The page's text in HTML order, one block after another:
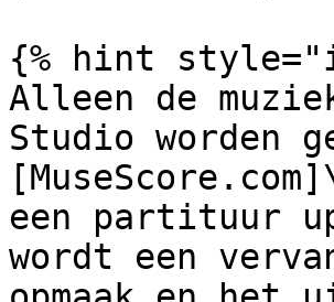
{% hint
Alleen de
Studio worden
een partituur
wordt een